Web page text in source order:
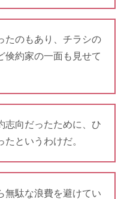
たのもあり、チラシの
倹約家の一面も見せて
志向だったために、ひ
というわけだ。
無駄な浪費を避けてい